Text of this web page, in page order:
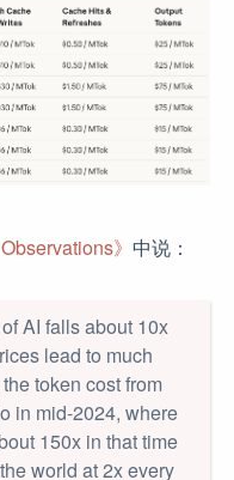
》 中说：
AI falls about 10x
lead to much
token cost from
in mid-2024, where
150x in that time
world at 2x every